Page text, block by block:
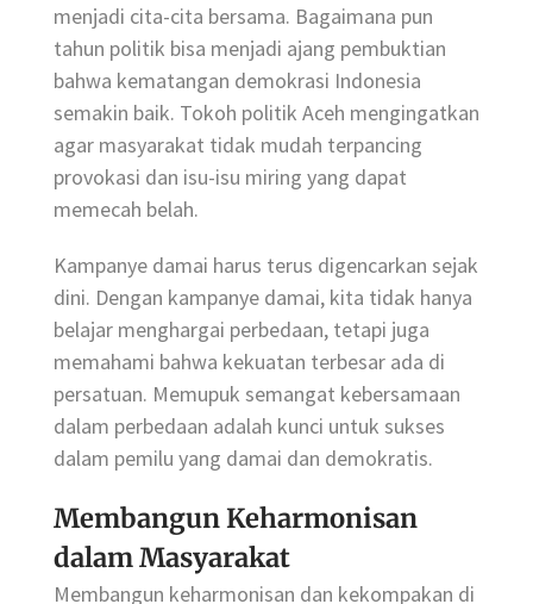
menjadi cita-cita bersama. Bagaimana pun
tahun politik bisa menjadi ajang pembuktian
bahwa kematangan demokrasi Indonesia
semakin baik. Tokoh politik Aceh mengingatkan
agar masyarakat tidak mudah terpancing
provokasi dan isu-isu miring yang dapat
memecah belah.
Kampanye damai harus terus digencarkan sejak
dini. Dengan kampanye damai, kita tidak hanya
belajar menghargai perbedaan, tetapi juga
memahami bahwa kekuatan terbesar ada di
persatuan. Memupuk semangat kebersamaan
dalam perbedaan adalah kunci untuk sukses
dalam pemilu yang damai dan demokratis.
Membangun Keharmonisan
dalam Masyarakat
Membangun keharmonisan dan kekompakan di